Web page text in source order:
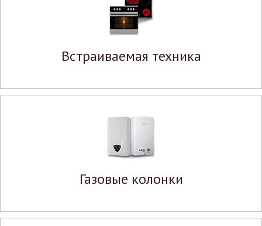
Встраиваемая техника
Газовые колонки